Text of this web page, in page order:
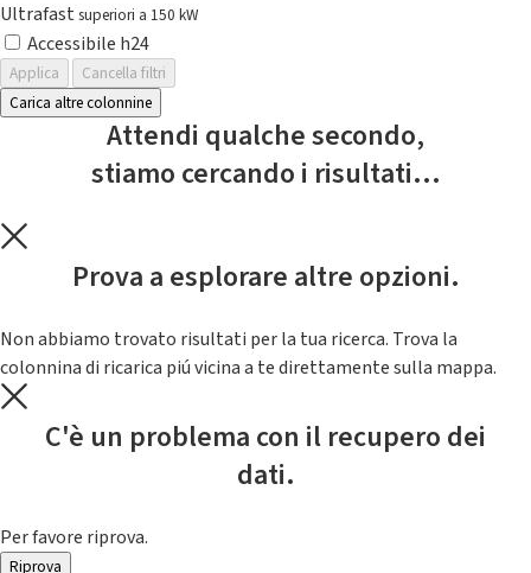
Ultrafast superiori a 150 kW
Accessibile h24
Applica
Cancella filtri
Carica altre colonnine
Attendi qualche secondo,
stiamo cercando i risultati...
Prova a esplorare altre opzioni.
Non abbiamo trovato risultati per la tua ricerca. Trova la
colonnina di ricarica piú vicina a te direttamente sulla mappa.
C'è un problema con il recupero dei
dati.
Per favore riprova.
Riprova